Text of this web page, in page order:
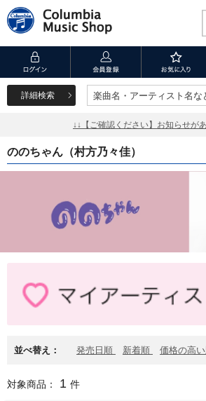
詳細検索 楽曲名・アーティスト名な
楽曲名・アーティスト名な
↓↓【ご確認ください】お知らせが
ののちゃん（村方乃々佳）
並べ替え： 発売日順 新着順 価格の高
対象商品： 1 件